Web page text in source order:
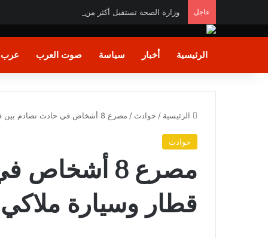
عاجل وزارة الصحة تستقبل أكثر من 71 مليون زيارة للسيدات لتلقي خدمات الفحص والتوعية
الرئيسية أخبار سياسة صوت العرب عرب
الرئيسية / حوادث / مصرع 8 أشخاص في حادث تصادم بين قطار وسيارة ملاكي بالشلوفة في السويس
حوادث
مصرع 8
قطار وسيارة